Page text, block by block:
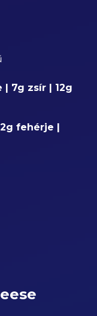
| 7g zsír | 12g
fehérje |